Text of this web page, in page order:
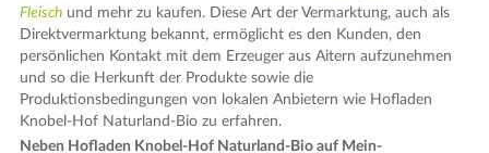
Fleisch und mehr zu kaufen. Diese Art der Vermarktung, auch als
Direktvermarktung bekannt, ermöglicht es den Kunden, den
persönlichen Kontakt mit dem Erzeuger aus Aitern aufzunehmen
und so die Herkunft der Produkte sowie die
Produktionsbedingungen von lokalen Anbietern wie Hofladen
Knobel-Hof Naturland-Bio zu erfahren.
Neben Hofladen Knobel-Hof Naturland-Bio auf Mein-